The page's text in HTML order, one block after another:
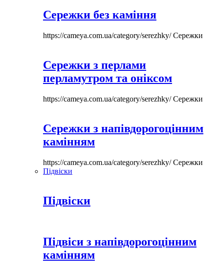
Сережки без каміння
https://cameya.com.ua/category/serezhky/Сережки
Сережки з перлами
перламутром та оніксом
https://cameya.com.ua/category/serezhky/Сережки
Сережки з напівдорогоцінним
камінням
https://cameya.com.ua/category/serezhky/Сережки
Підвіски
Підвіски
Підвіси з напівдорогоцінним
камінням